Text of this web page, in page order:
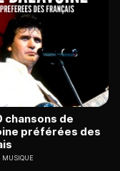
chansons de
préférées des
MUSIQUE